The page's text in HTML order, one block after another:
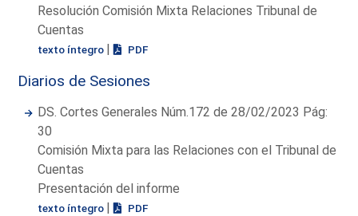
Resolución Comisión Mixta Relaciones Tribunal de
Cuentas
texto íntegro | PDF
Diarios de Sesiones
DS. Cortes Generales Núm.172 de 28/02/2023 Pág:
30
Comisión Mixta para las Relaciones con el Tribunal de
Cuentas
Presentación del informe
texto íntegro | PDF